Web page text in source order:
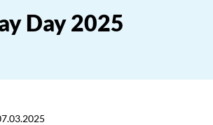
Day 2025